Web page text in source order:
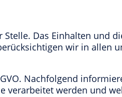
Das Einhalten und
wir in allen
Nachfolgend
verarbeitet werden und